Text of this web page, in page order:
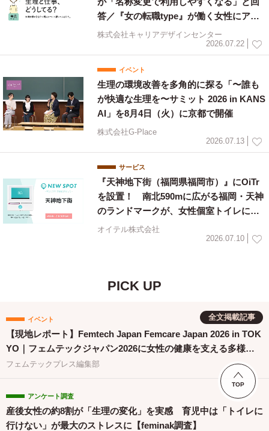
答／『女の転職type』が働く女性にアン
ケート【第134回】
株式会社キャリアデザインセンター
2026.07.22
イベント
生理の環境改善を多角的に探る「〜誰も
が快適な生理を〜サミット 2026 in KANS
AI」を8月4日（火）に京都で開催
株式会社G-Place
2026.07.13
サービス
『天神地下街（福岡県福岡市）』にOiTr
を設置！ 南北590mに広がる福岡・天神
のランドマークが、女性個室トイレに生
理用ナプキンを常備
オイテル株式会社
2026.07.10
PICK UP
全文掲載記事
イベント
【現地レポート】Femtech Japan Femcare Japan 2026 in TOK
YO｜フェムテックジャパン2026に女性の健康を支える多様な
取り組みが集結
フェムテックプレス編集部
アンケート調査
産後女性の約8割が「生理の変化」を実感 育児中は「トイレに
行けない」が最大のストレスに【feminak調査】
TOP